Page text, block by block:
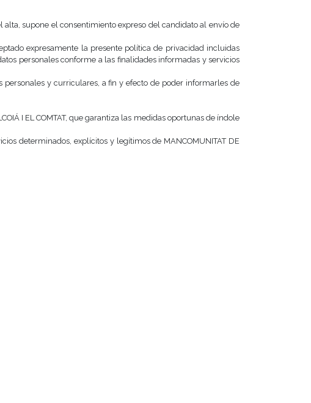
alta, supone el consentimiento expreso del candidato al envío de
expresamente la presente política de privacidad incluidas
personales conforme a las finalidades informadas y servicios
personales y curriculares, a fin y efecto de poder informarles de
I EL COMTAT, que garantiza las medidas oportunas de í­ndole
determinados, explí­citos y legí­timos de MANCOMUNITAT DE